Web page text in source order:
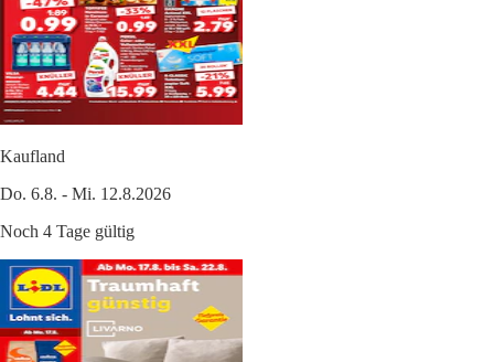
Kaufland
Do. 6.8. - Mi. 12.8.2026
Noch 4 Tage gültig